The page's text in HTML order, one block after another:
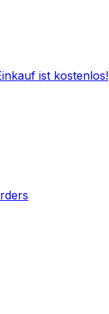
ist kostenlos!